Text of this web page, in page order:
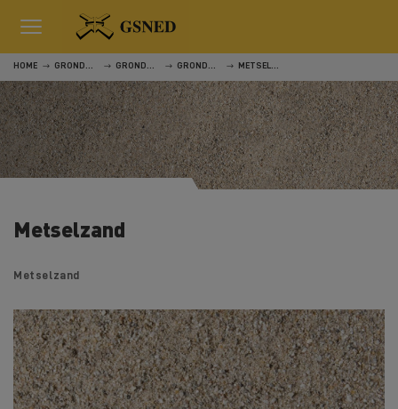
HOME GRONDSTOFFEN GRONDSTOFFEN GRONDSTOFFEN METSELZAND
Metselzand
Metselzand